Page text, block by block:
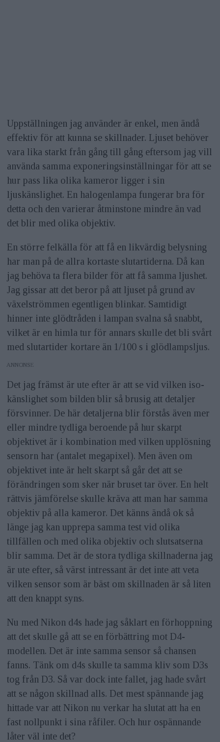
Uppställningen jag använder är enkel, men ändå
effektiv för att kunna se skillnader. Ljuset behöver
vara lika starkt från gång till gång eftersom jag vill
använda samma exponeringsinställningar för att se
hur pass lika olika kameror ligger i sin
ljuskänslighet. En halogenlampa fungerar bra för
detta och den varierar åtminstone mindre än vad
det blir med olika objektiv.
En större felkälla för att få en likvärdig belysning
har man på de allra kortaste slutartiderna. Då kan
jag behöva ta flera bilder för att få samma ljushet.
Jag gissar att det beror på att ljuset på grund av
växelströmmen egentligen blinkar. Samtidigt
hinner inte glödtråden i lampan svalna så snabbt,
vilket är en himla tur för annars skulle det bli svårt
med slutartider kortare än 1/100 s i glödlampsljus.
ANNONS
Det jag främst är ute efter är att se vid vilken iso-
känslighet som bilden blir så brusig att detaljer
försvinner. De här detaljerna blir förstås även mer
eller mindre tydliga beroende på hur skarpt
objektivet är i kombination med vilken upplösning
sensorn har (antalet megapixel). Men även om
objektivet inte är helt skarpt så går det att se
förändringen som sker när bruset tar över. En helt
rättvis jämförelse skulle kräva att man har samma
objektiv på alla kameror. Det känns ändå ok så
länge jag kan upprepa samma test vid olika
tillfällen och med olika objektiv och slutsatserna
blir samma. Det är de stora tydliga skillnaderna jag
är ute efter, så värst intressant är det inte att veta
vilken sensor som är bäst om skillnaden är så liten
att den knappt syns.
Nu med Nikon d4s hade jag såklart en förhoppning
att det skulle gå att se en förbättring mot D4-
modellen. Det är inte samma sensor så chansen
fanns. Tänk om d4s skulle ta samma kliv som D3s
tog från D3. Så var dock inte fallet, jag hade svårt
att se någon skillnad alls. Det mest spännande jag
hittade var att Nikon nu verkar ha slutat att ha en
fast nollpunkt i sina råfiler. Och hur ospännande
låter väl inte det?